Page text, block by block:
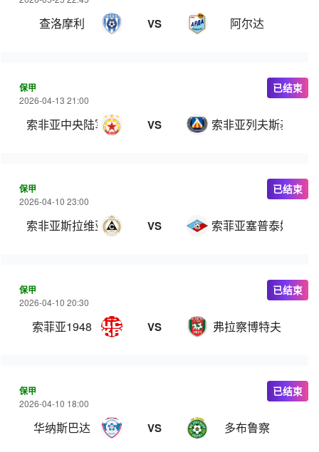
查洛摩利 VS 阿尔达
保甲
2026-04-13 21:00
索非亚中央陆军 VS 索非亚列夫斯基
已结束
保甲
2026-04-10 23:00
索非亚斯拉维亚 VS 索菲亚塞普泰姆夫里
已结束
保甲
2026-04-10 20:30
索菲亚1948 VS 弗拉察博特夫
已结束
保甲
2026-04-10 18:00
华纳斯巴达 VS 多布鲁察
已结束